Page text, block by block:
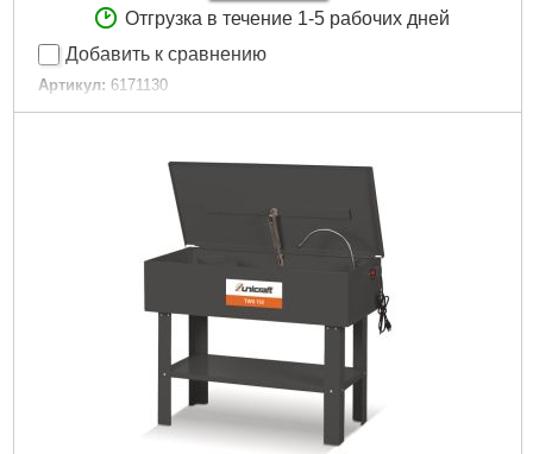
Отгрузка в течение 1-5 рабочих дней
Добавить к сравнению
Артикул: 6171130
Код товара: 30.47.04